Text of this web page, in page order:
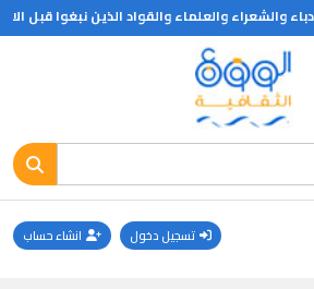
قبل الاربعين فنابليون عين قائدا للجيش عام 1896 وكان عمره 26 سنه ونيوتن اكتشف اهم اكتشافه وهو في 25 و
تسجيل دخول انشاء حساب